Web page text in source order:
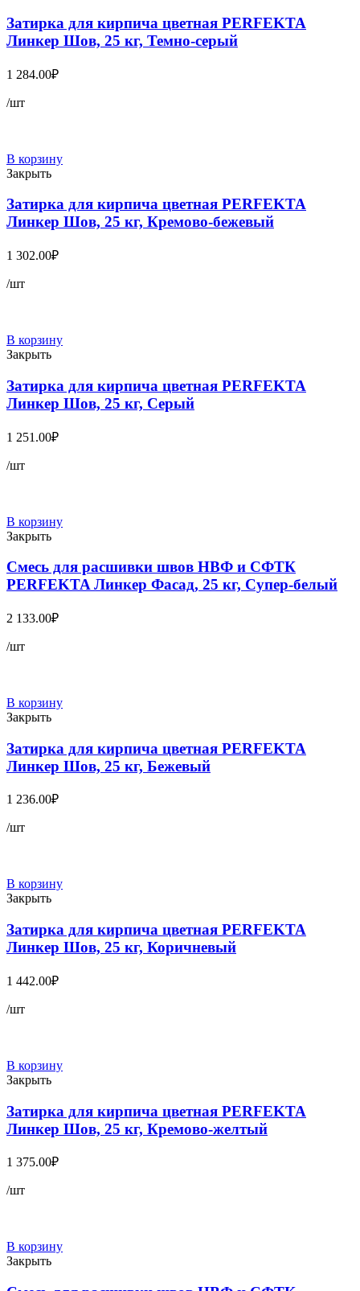
Затирка для кирпича цветная PERFEKTA
Линкер Шов, 25 кг, Темно-серый
1 284.00₽
/шт
В корзину
Закрыть
Затирка для кирпича цветная PERFEKTA
Линкер Шов, 25 кг, Кремово-бежевый
1 302.00₽
/шт
В корзину
Закрыть
Затирка для кирпича цветная PERFEKTA
Линкер Шов, 25 кг, Серый
1 251.00₽
/шт
В корзину
Закрыть
Смесь для расшивки швов НВФ и СФТК
PERFEKTA Линкер Фасад, 25 кг, Супер-белый
2 133.00₽
/шт
В корзину
Закрыть
Затирка для кирпича цветная PERFEKTA
Линкер Шов, 25 кг, Бежевый
1 236.00₽
/шт
В корзину
Закрыть
Затирка для кирпича цветная PERFEKTA
Линкер Шов, 25 кг, Коричневый
1 442.00₽
/шт
В корзину
Закрыть
Затирка для кирпича цветная PERFEKTA
Линкер Шов, 25 кг, Кремово-желтый
1 375.00₽
/шт
В корзину
Закрыть